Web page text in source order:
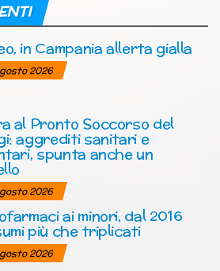
in Campania allerta gialla
2026
al Pronto Soccorso del
aggrediti sanitari e
spunta anche un
2026
ai minori, dal 2016
più che triplicati
2026